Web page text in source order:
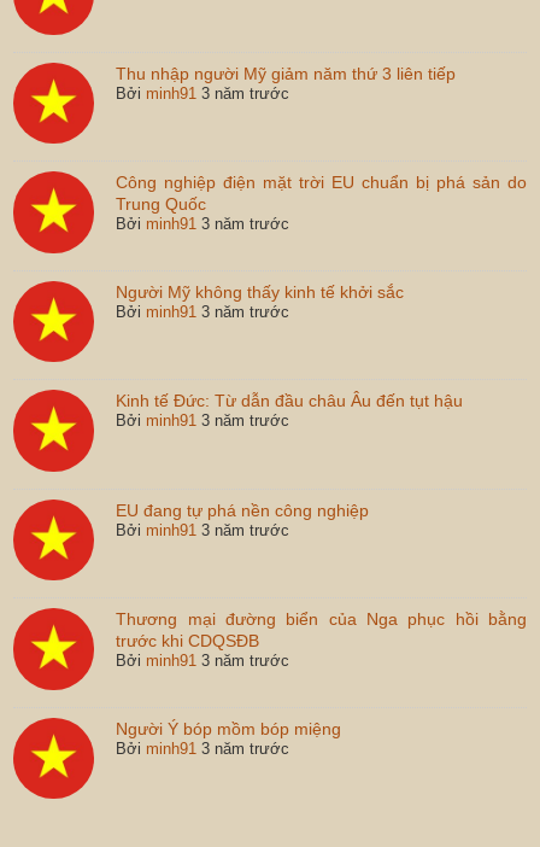
Thu nhập người Mỹ giảm năm thứ 3 liên tiếp
Bởi minh91 3 năm trước
Công nghiệp điện mặt trời EU chuẩn bị phá sản do
Trung Quốc
Bởi minh91 3 năm trước
Người Mỹ không thấy kinh tế khởi sắc
Bởi minh91 3 năm trước
Kinh tế Đức: Từ dẫn đầu châu Âu đến tụt hậu
Bởi minh91 3 năm trước
EU đang tự phá nền công nghiệp
Bởi minh91 3 năm trước
Thương mại đường biển của Nga phục hồi bằng
trước khi CDQSĐB
Bởi minh91 3 năm trước
Người Ý bóp mồm bóp miệng
Bởi minh91 3 năm trước